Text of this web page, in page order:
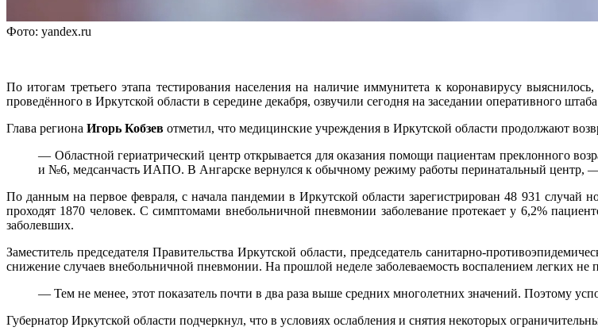
Фото: yandex.ru
По итогам третьего этапа тестирования населения на наличие иммунитета к коронавирусу
проведённого в Иркутской области в середине декабря, озвучили сегодня на заседании оперативного
Глава региона Игорь Кобзев отметил, что медицинские учреждения в Иркутской области продолжают
— Областной гериатрический центр открывается для оказания помощи пациентам преклонного
и №6, медсанчасть ИАПО. В Ангарске вернулся к обычному режиму работы перинатальный центр, —
По данным на первое февраля, с начала пандемии в Иркутской области зарегистрирован 48 931
проходят 1870 человек. С симптомами внебольничной пневмонии заболевание протекает у 6,2%
заболевших.
Заместитель председателя Правительства Иркутской области, председатель санитарно-
снижение случаев внебольничной пневмонии. На прошлой неделе заболеваемость воспалением легких не
— Тем не менее, этот показатель почти в два раза выше средних многолетних значений. Поэтому
Губернатор Иркутской области подчеркнул, что в условиях ослабления и снятия некоторых